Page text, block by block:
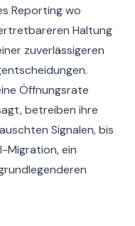
Reporting wo
Haltung
zuverlässigeren
Öffnungsrate
betreiben ihre
Signalen, bis
Migration, ein